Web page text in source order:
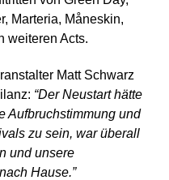
Marteria, Måneskin,
weiteren Acts.
Matt Schwarz
“Der Neustart hätte
Aufbruchstimmung und
zu sein, war überall
und unsere
Hause.”